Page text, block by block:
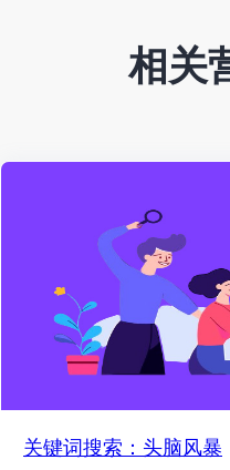
相关
关键词搜索：头脑风暴